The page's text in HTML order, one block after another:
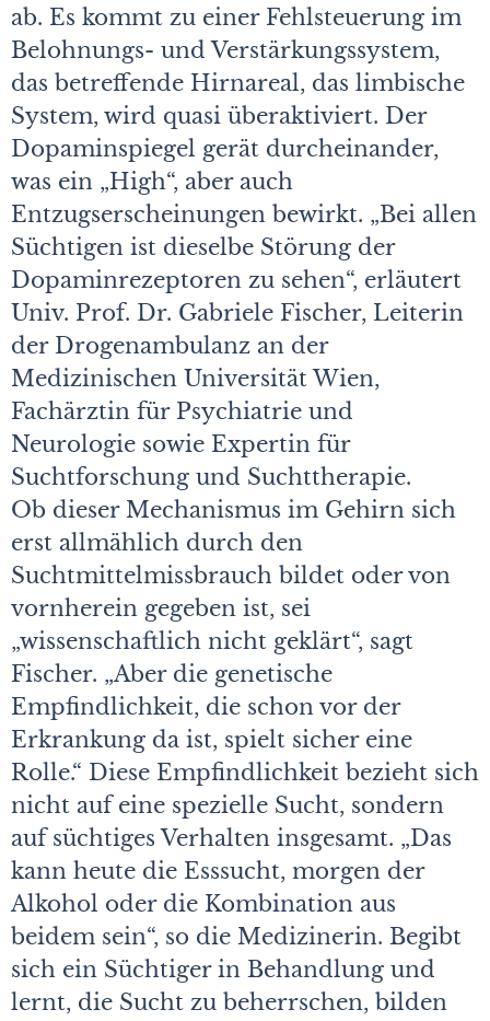
ab. Es kommt zu einer Fehlsteuerung im
Belohnungs- und Verstärkungssystem,
das betreffende Hirnareal, das limbische
System, wird quasi überaktiviert. Der
Dopaminspiegel gerät durcheinander,
was ein „High“, aber auch
Entzugserscheinungen bewirkt. „Bei allen
Süchtigen ist dieselbe Störung der
Dopaminrezeptoren zu sehen“, erläutert
Univ. Prof. Dr. Gabriele Fischer, Leiterin
der Drogenambulanz an der
Medizinischen Universität Wien,
Fachärztin für Psychiatrie und
Neurologie sowie Expertin für
Suchtforschung und Suchttherapie.
Ob dieser Mechanismus im Gehirn sich
erst allmählich durch den
Suchtmittelmissbrauch bildet oder von
vornherein gegeben ist, sei
„wissenschaftlich nicht geklärt“, sagt
Fischer. „Aber die genetische
Empfindlichkeit, die schon vor der
Erkrankung da ist, spielt sicher eine
Rolle.“ Diese Empfindlichkeit bezieht sich
nicht auf eine spezielle Sucht, sondern
auf süchtiges Verhalten insgesamt. „Das
kann heute die Esssucht, morgen der
Alkohol oder die Kombination aus
beidem sein“, so die Medizinerin. Begibt
sich ein Süchtiger in Behandlung und
lernt, die Sucht zu beherrschen, bilden